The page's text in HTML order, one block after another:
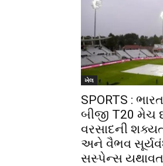
ખેલ
SPORTS :
બીજી T20 મેચ
વરસાદની
અને વૈભવ
સસ્પેન્સ યથાવત